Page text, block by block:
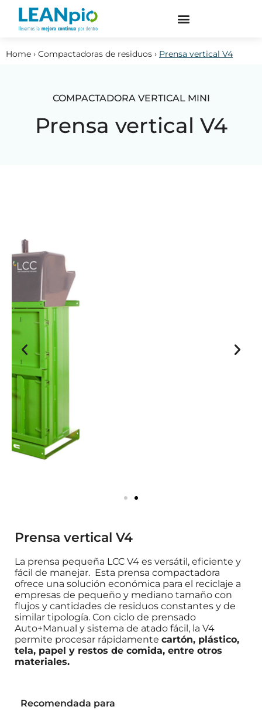
Home › Compactadoras de residuos › Prensa vertical V4
COMPACTADORA VERTICAL MINI
Prensa vertical V4
Prensa vertical V4
La prensa pequeña LCC V4 es versátil, eficiente y
fácil de manejar. Esta prensa compactadora
ofrece una solución económica para el reciclaje a
empresas de pequeño y mediano tamaño con
flujos y cantidades de residuos constantes y de
similar tipología. Con ciclo de prensado
Auto+Manual y sistema de atado fácil, la V4
permite procesar rápidamente cartón, plástico,
tela, papel y restos de comida, entre otros
materiales.
Recomendada para